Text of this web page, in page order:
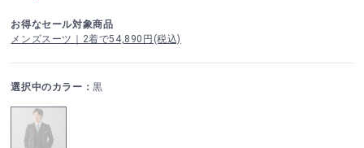
お得なセール対象商品
メンズスーツ｜2着で54,890円(税込)
選択中のカラー：黒